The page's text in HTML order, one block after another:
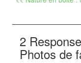
2
Photos de